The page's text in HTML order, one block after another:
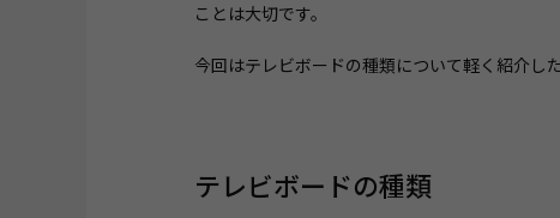
ことは大切です。
今回はテレビボードの種類について軽く紹介し
テレビボードの種類